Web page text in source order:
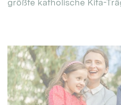
größte katholische Kita-